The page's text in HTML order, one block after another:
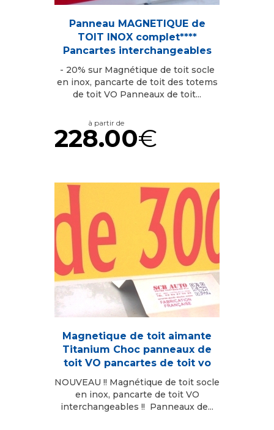
Panneau MAGNETIQUE de
TOIT INOX complet****
Pancartes interchangeables
- 20% sur Magnétique de toit socle
en inox, pancarte de toit des totems
de toit VO Panneaux de toit...
à partir de
228.00€
Magnetique de toit aimante
Titanium Choc panneaux de
toit VO pancartes de toit vo
NOUVEAU !! Magnétique de toit socle
en inox, pancarte de toit VO
interchangeables !! Panneaux de...